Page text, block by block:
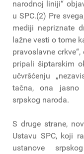
narodnoj liniji“
u SPC.(2) Pre
mediji nepriznate
lažne vesti o tome
pravoslavne
pripali šiptarskim
učvršćenju
tačna, ona jasno
srpskog naroda.
S druge strane,
Ustavu SPC, koji
ustanove